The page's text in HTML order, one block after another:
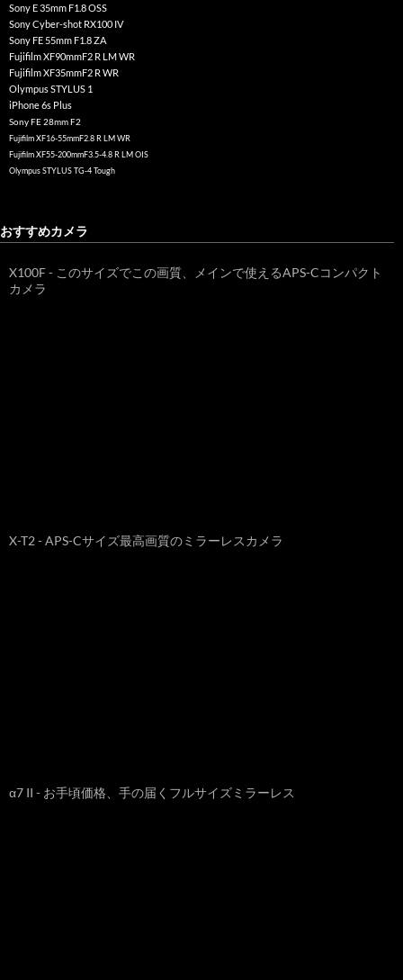
Sony E 35mm F1.8 OSS
Sony Cyber-shot RX100 IV
Sony FE 55mm F1.8 ZA
Fujifilm XF90mmF2 R LM WR
Fujifilm XF35mmF2 R WR
Olympus STYLUS 1
iPhone 6s Plus
Sony FE 28mm F2
Fujifilm XF16-55mmF2.8 R LM WR
Fujifilm XF55-200mmF3.5-4.8 R LM OIS
Olympus STYLUS TG-4 Tough
おすすめカメラ
X100F - このサイズでこの画質、メインで使えるAPS-Cコンパクト
カメラ
X-T2 - APS-Cサイズ最高画質のミラーレスカメラ
α7 II - お手頃価格、手の届くフルサイズミラーレス